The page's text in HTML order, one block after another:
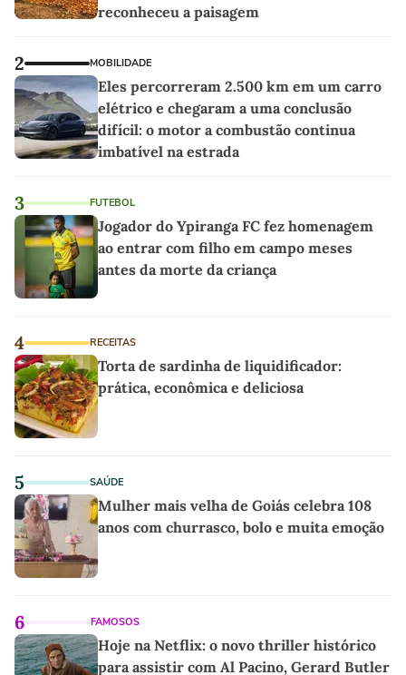
reconheceu a paisagem
2 MOBILIDADE
Eles percorreram 2.500 km em um carro
elétrico e chegaram a uma conclusão
difícil: o motor a combustão continua
imbatível na estrada
3 FUTEBOL
Jogador do Ypiranga FC fez homenagem
ao entrar com filho em campo meses
antes da morte da criança
4 RECEITAS
Torta de sardinha de liquidificador:
prática, econômica e deliciosa
5 SAÚDE
Mulher mais velha de Goiás celebra 108
anos com churrasco, bolo e muita emoção
6 FAMOSOS
Hoje na Netflix: o novo thriller histórico
para assistir com Al Pacino, Gerard Butler